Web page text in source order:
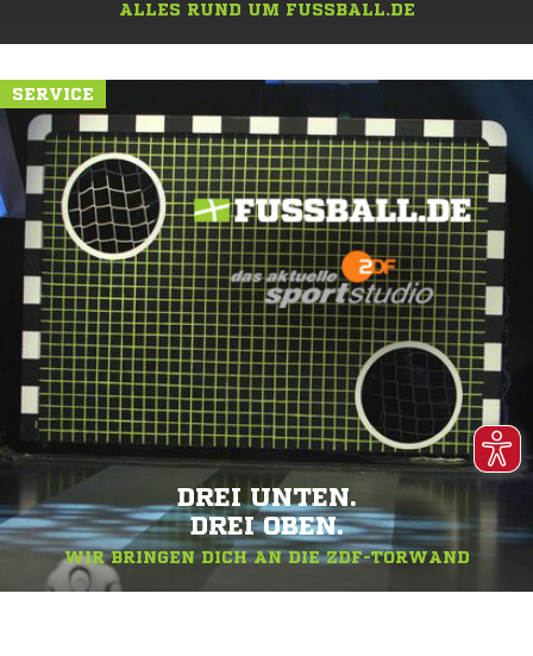
ALLES RUND UM FUSSBALL.DE
SERVICE
DREI UNTEN.
DREI OBEN.
WIR BRINGEN DICH AN DIE ZDF-TORWAND